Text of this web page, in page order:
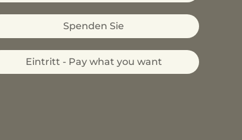
Spenden Sie
Eintritt - Pay what you want